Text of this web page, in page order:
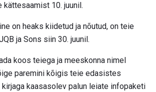
kättesaamist 10. juunil.
on heaks kiidetud ja nõutud, on teie
ja Sons siin 30. juunil.
koos teiega ja meeskonna nimel
paremini kõigis teie edasistes
kaasasolev palun leiate infopaketi